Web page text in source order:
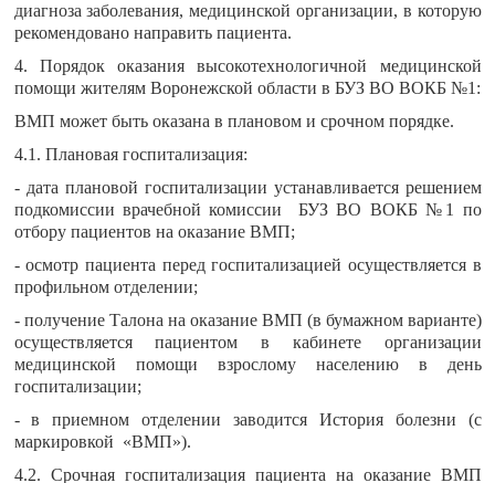
диагноза заболевания, медицинской организации, в которую
рекомендовано направить пациента.
4. Порядок оказания высокотехнологичной медицинской
помощи жителям Воронежской области в БУЗ ВО ВОКБ №1:
ВМП может быть оказана в плановом и срочном порядке.
4.1. Плановая госпитализация:
- дата плановой госпитализации устанавливается решением
подкомиссии врачебной комиссии БУЗ ВО ВОКБ №1 по
отбору пациентов на оказание ВМП;
- осмотр пациента перед госпитализацией осуществляется в
профильном отделении;
- получение Талона на оказание ВМП (в бумажном варианте)
осуществляется пациентом в кабинете организации
медицинской помощи взрослому населению в день
госпитализации;
- в приемном отделении заводится История болезни (с
маркировкой «ВМП»).
4.2. Срочная госпитализация пациента на оказание ВМП